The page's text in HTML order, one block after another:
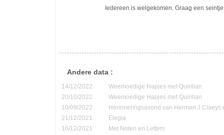
Iedereen is welgekomen. Graag een
Andere data :
14/12/2022
Weemoedige Hapjes met Quirilian
20/10/2022
Weemoedige Hapjes met Quirilian
10/09/2022
Herinneringsavond van Herman J.Claeys
21/12/2021
Elegia
16/12/2021
Met Noten en Letters